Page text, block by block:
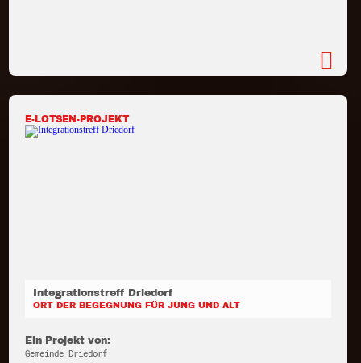
E-LOTSEN-PROJEKT
Integrationstreff Driedorf
ORT DER BEGEGNUNG FÜR JUNG UND ALT
Ein Projekt von:
Gemeinde Driedorf